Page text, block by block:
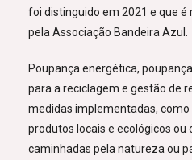
foi distinguido em 2021 e que é
pela Associação Bandeira Azul.
Poupança energética,
para a reciclagem e gestão de
medidas implementadas,
produtos locais e ecológicos ou
caminhadas pela natureza ou